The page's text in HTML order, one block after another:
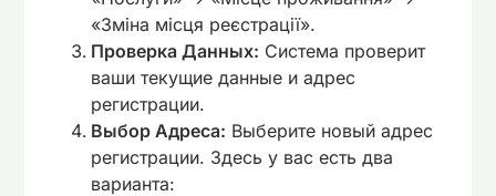
«Зміна місця реєстрації».
Проверка Данных: Система проверит
ваши текущие данные и адрес
регистрации.
Выбор Адреса: Выберите новый адрес
регистрации. Здесь у вас есть два
варианта: